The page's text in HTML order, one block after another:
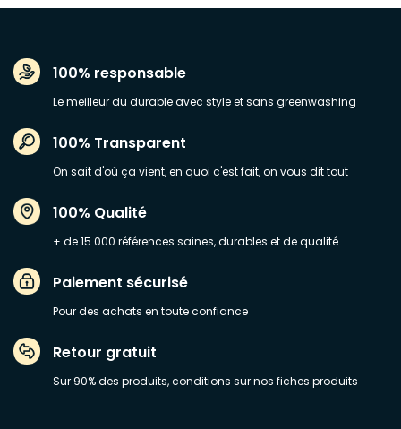
100% responsable
Le meilleur du durable avec style et sans greenwashing
100% Transparent
On sait d'où ça vient, en quoi c'est fait, on vous dit tout
100% Qualité
+ de 15 000 références saines, durables et de qualité
Paiement sécurisé
Pour des achats en toute confiance
Retour gratuit
Sur 90% des produits, conditions sur nos fiches produits